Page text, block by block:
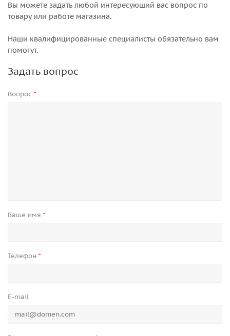
Вы можете задать любой интересующий вас вопрос по
товару или работе магазина.
Наши квалифицированные специалисты обязательно вам
помогут.
Задать вопрос
Вопрос *
Ваше имя *
Телефон *
E-mail